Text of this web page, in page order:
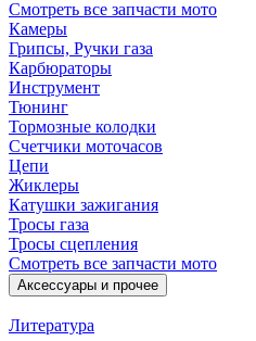
Смотреть все запчасти мото
Камеры
Грипсы, Ручки газа
Карбюраторы
Инструмент
Тюнинг
Тормозные колодки
Счетчики моточасов
Цепи
Жиклеры
Катушки зажигания
Тросы газа
Тросы сцепления
Смотреть все запчасти мото
Аксессуары и прочее
Литература